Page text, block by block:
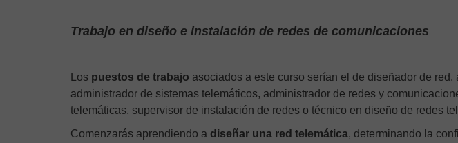
Trabajo en diseño e instalación de redes de comunicaciones
Los puestos de trabajo asociados a este curso serían el de diseñador de
administrador de sistemas telemáticos, administrador de redes y
telemáticas, supervisor de instalación de redes o técnico en diseño de redes
Comenzarás aprendiendo a diseñar una red telemática, determinando la